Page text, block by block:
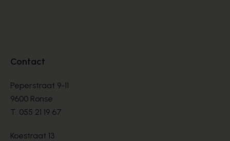
Contact
Peperstraat 9-11
9600 Ronse
T. 055 21 19 67
Koestraat 13